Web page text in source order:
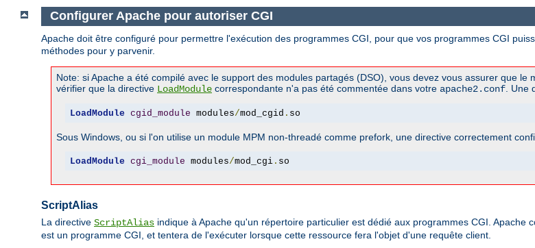
Configurer Apache pour autoriser CGI
Apache doit être configuré pour permettre l'exécution des programmes CGI, pour que vos programmes CGI
méthodes pour y parvenir.
Note: si Apache a été compilé avec le support des modules partagés (DSO), vous devez vous assurer que le
vérifier que la directive LoadModule correspondante n'a pas été commentée dans votre apache2.conf .
LoadModule cgid_module modules/mod_cgid . so
Sous Windows, ou si l'on utilise un module MPM non-threadé comme prefork, une directive correctement
LoadModule cgi_module modules/mod_cgi. so
ScriptAlias
La directive ScriptAlias indique à Apache qu'un répertoire particulier est dédié aux programmes CGI. Apache
est un programme CGI, et tentera de l'exécuter lorsque cette ressource fera l'objet d'une requête client.